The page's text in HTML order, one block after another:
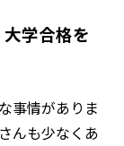
学合格を
事情がありま
んも少なくあ